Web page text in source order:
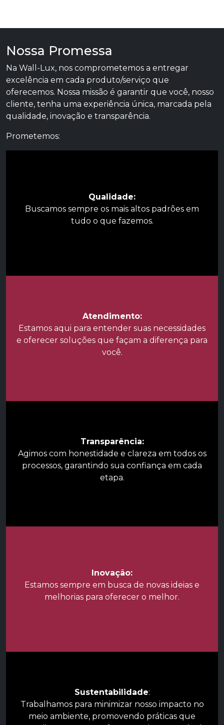
Nossa Promessa
Na Wall-Lux, nos comprometemos a entregar
excelência em cada produto/serviço que
oferecemos. Nossa missão é garantir que você, nosso
cliente, tenha uma experiência única, marcada pela
qualidade, inovação e transparência.
Prometemos:
Qualidade:
Buscamos sempre os mais altos padrões em
tudo o que fazemos.
Atendimento:
Estamos aqui para entender suas necessidades
e oferecer soluções que façam a diferença para
você.
Transparência:
Agimos com honestidade e clareza em todos os
processos, garantindo sua confiança em cada
etapa.
Inovação:
Estamos sempre em busca de novas ideias e
melhorias para oferecer o melhor.
Sustentabilidade:
Trabalhamos para minimizar nosso impacto no
meio ambiente, promovendo práticas que